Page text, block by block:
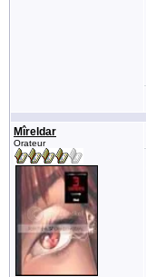
Mîreldar
Orateur